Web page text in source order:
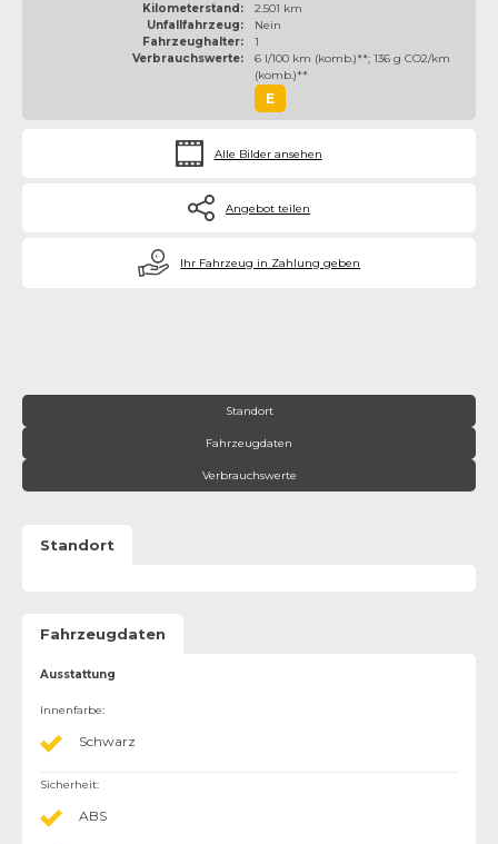
Kilometerstand:
2.501 km
Unfallfahrzeug:
Nein
Fahrzeughalter:
1
Verbrauchswerte:
6 l/100 km (komb.)**; 136 g CO2/km
(komb.)**
E
Alle Bilder ansehen
Angebot teilen
€ Ihr Fahrzeug in Zahlung geben
Standort
Fahrzeugdaten
Verbrauchswerte
Standort
Fahrzeugdaten
Ausstattung
Innenfarbe:
Schwarz
Sicherheit:
ABS